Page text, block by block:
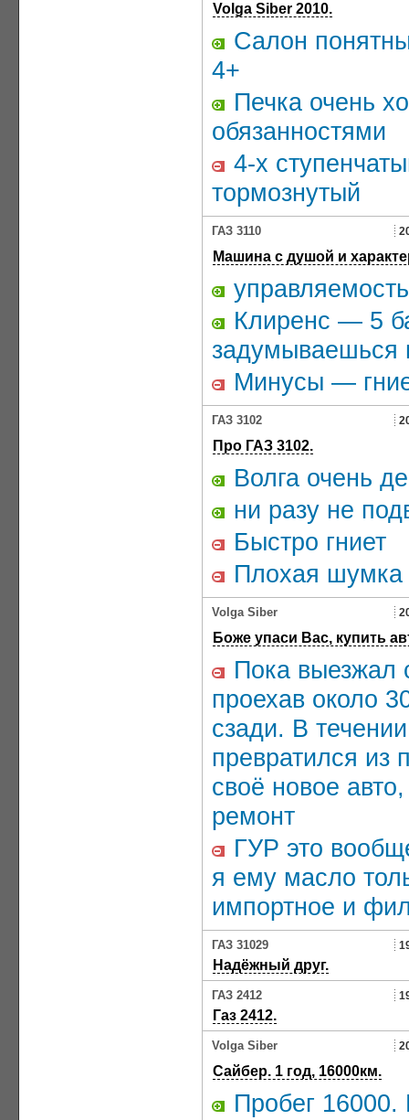
Volga Siber 2010.
Салон
4+
Печка очень
обязанностями
4-х
тормознутый
ГАЗ 3110
Машина с душой и
Клиренс — 5
задумываешься
Минусы —
ГАЗ 3102
Про ГАЗ 3102.
Волга очень
ни разу не
Быстро гниет
Плохая шумка
Volga Siber
Боже упаси Вас, купить
Пока выезжал
проехав около
сзади. В
превратился из
своё новое
ремонт
ГУР это
я ему масло
импортное и
ГАЗ 31029
Надёжный друг.
ГАЗ 2412
Газ 2412.
Volga Siber
Сайбер. 1 год, 16000км.
Пробег